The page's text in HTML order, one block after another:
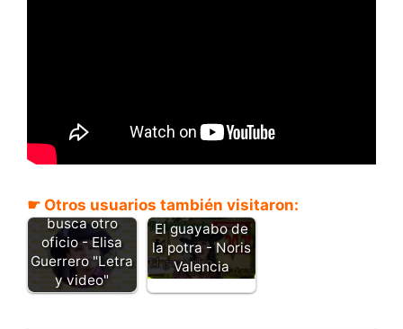
☛ Otros usuarios también visitaron:
Guayabo
busca otro
oficio - Elisa
Guerrero "Letra
y video"
El guayabo de
la potra - Noris
Valencia